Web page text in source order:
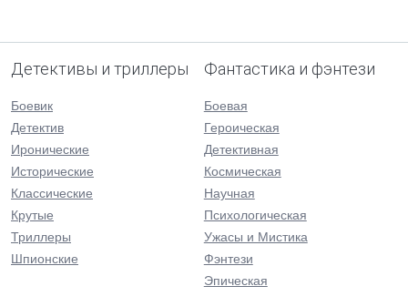
Детективы и триллеры
Боевик
Детектив
Иронические
Исторические
Классические
Крутые
Триллеры
Шпионские
Фантастика и фэнтези
Боевая
Героическая
Детективная
Космическая
Научная
Психологическая
Ужасы и Мистика
Фэнтези
Эпическая